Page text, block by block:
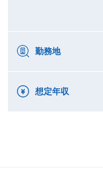
勤務地
想定年収